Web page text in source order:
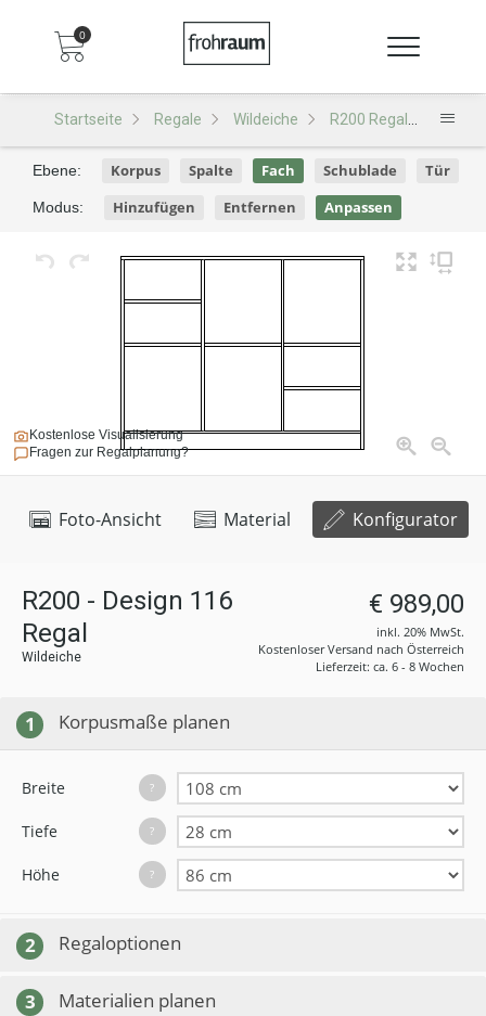
0
Startseite Regale Wildeiche R200 Regal R200
Foto-Ansicht Material Konfigurator
Kostenlose Visualisierung
Fragen zur Regalplanung?
Ebene: Korpus Spalte Fach Schublade Tür
Modus: Hinzufügen Entfernen Anpassen
R200 - Design 116
Regal
Wildeiche
€ 989,00
inkl. 20% MwSt.
Kostenloser Versand nach Österreich
Lieferzeit: ca. 6 - 8 Wochen
1 Korpusmaße planen
Breite ?
Tiefe ?
Höhe ?
2 Regaloptionen
3 Materialien planen